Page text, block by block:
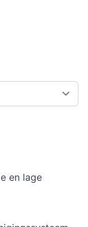
en lage